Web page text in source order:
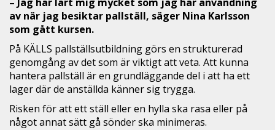
av när jag besiktar pallställ, säger Nina Karlsson
som gått kursen.
På KÄLLS pallställsutbildning görs en strukturerad
genomgång av det som är viktigt att veta. Att kunna
hantera pallställ är en grundläggande del i att ha ett
lager där de anställda känner sig trygga.
Risken för att ett ställ eller en hylla ska rasa eller på
något annat sätt gå sönder ska minimeras.